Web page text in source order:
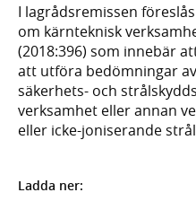
I lagrådsremissen
om kärnteknisk
(2018:396) som innebär
att utföra bedömningar
säkerhets- och
verksamhet eller annan
eller icke-joniserande
Ladda ner: